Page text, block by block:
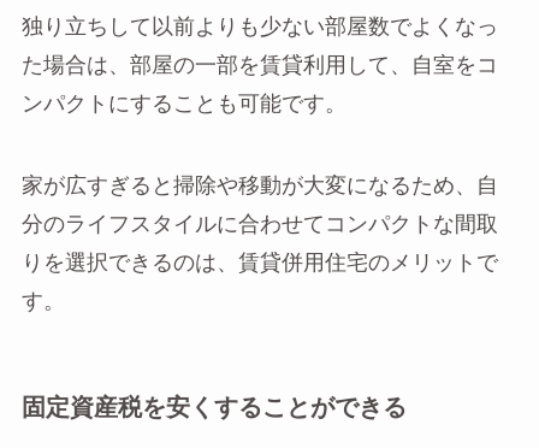
独り立ちして以前よりも少ない部屋数でよくなっ
た場合は、部屋の一部を賃貸利用して、自室をコ
ンパクトにすることも可能です。
家が広すぎると掃除や移動が大変になるため、自
分のライフスタイルに合わせてコンパクトな間取
りを選択できるのは、賃貸併用住宅のメリットで
す。
固定資産税を安くすることができる